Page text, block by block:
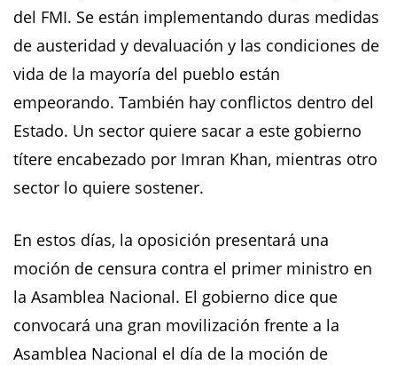
del FMI. Se están implementando duras medidas
de austeridad y devaluación y las condiciones de
vida de la mayoría del pueblo están
empeorando. También hay conflictos dentro del
Estado. Un sector quiere sacar a este gobierno
títere encabezado por Imran Khan, mientras otro
sector lo quiere sostener.
En estos días, la oposición presentará una
moción de censura contra el primer ministro en
la Asamblea Nacional. El gobierno dice que
convocará una gran movilización frente a la
Asamblea Nacional el día de la moción de